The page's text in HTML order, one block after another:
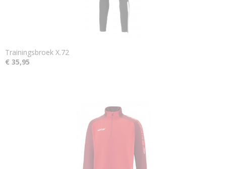
Trainingsbroek X.72
€ 35,95